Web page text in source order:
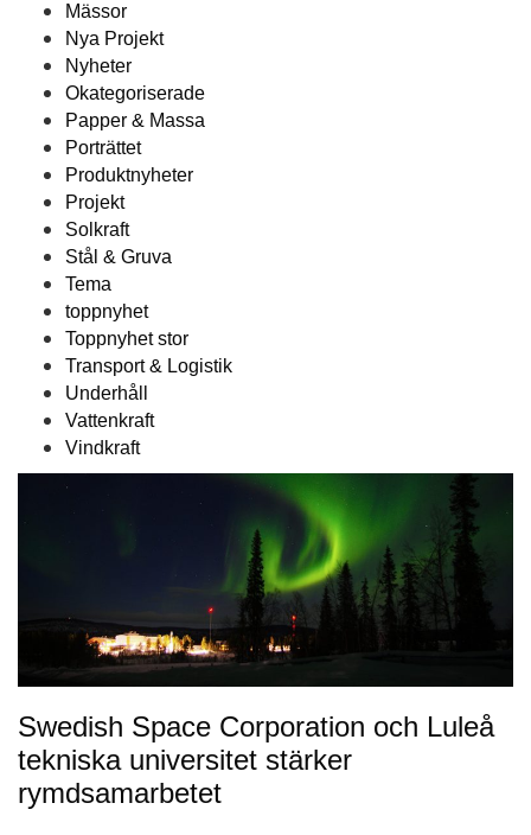
Mässor
Nya Projekt
Nyheter
Okategoriserade
Papper & Massa
Porträttet
Produktnyheter
Projekt
Solkraft
Stål & Gruva
Tema
toppnyhet
Toppnyhet stor
Transport & Logistik
Underhåll
Vattenkraft
Vindkraft
Swedish Space Corporation och Luleå
tekniska universitet stärker
rymdsamarbetet